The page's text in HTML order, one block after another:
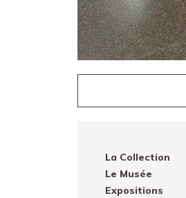
La Collection
Le Musée
Expositions